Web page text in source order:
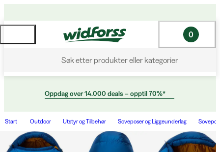
Søk etter produkter eller kategorier
0
Oppdag over 14.000 deals – opptil 70%*
Start Outdoor Utstyr og Tilbehør Soveposer og Liggeunderlag